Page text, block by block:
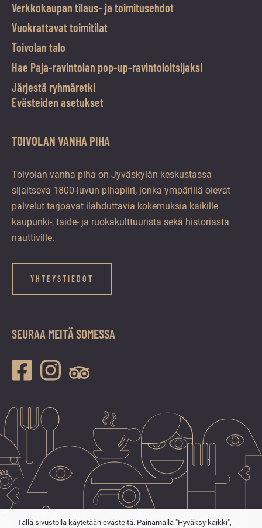
Verkkokaupan tilaus- ja toimitusehdot
Vuokrattavat toimitilat
Toivolan talo
Hae Paja-ravintolan pop-up-ravintoloitsijaksi
Järjestä ryhmäretki
Evästeiden asetukset
TOIVOLAN VANHA PIHA
Toivolan vanha piha on Jyväskylän keskustassa
sijaitseva 1800-luvun pihapiiri, jonka ympärillä olevat
palvelut tarjoavat ilahduttavia kokemuksia kaikille
kaupunki-, taide- ja ruokakulttuurista sekä historiasta
nauttiville.
YHTEYSTIEDOT
SEURAA MEITÄ SOMESSA
Tällä sivustolla käytetään evästeitä. Painamalla "Hyväksy kaikki",